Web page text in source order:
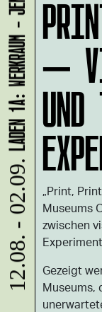
–
„Print,
Museums
zwischen
Gezeigt
Museums,
12.08. - 02.09.